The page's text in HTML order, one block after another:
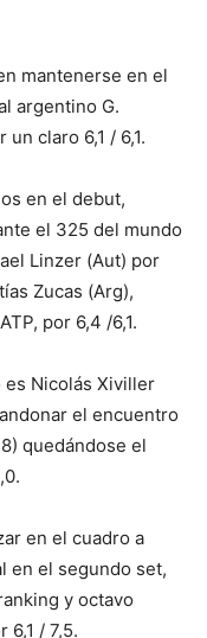
mantenerse en el
argentino G.
claro 6,1 / 6,1.
en el debut,
el 325 del mundo
Linzer (Aut) por
Zucas (Arg),
por 6,4 /6,1.
es Nicolás Xiviller
el encuentro
quedándose el
en el cuadro a
en el segundo set,
y octavo
/ 7,5.